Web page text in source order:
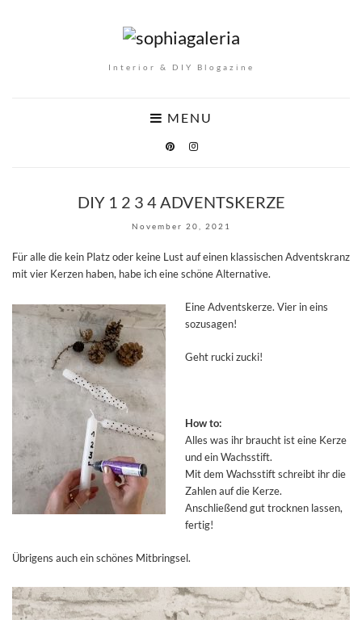
Interior & DIY Blogazine
MENU
DIY 1 2 3 4 ADVENTSKERZE
November 20, 2021
Für alle die kein Platz oder keine Lust auf einen klassischen Adventskranz
mit vier Kerzen haben, habe ich eine schöne Alternative.
Eine Adventskerze. Vier in eins
sozusagen!
Geht rucki zucki!
How to:
Alles was ihr braucht ist eine Kerze
und ein Wachsstift.
Mit dem Wachsstift schreibt ihr die
Zahlen auf die Kerze.
Anschließend gut trocknen lassen,
fertig!
Übrigens auch ein schönes Mitbringsel.